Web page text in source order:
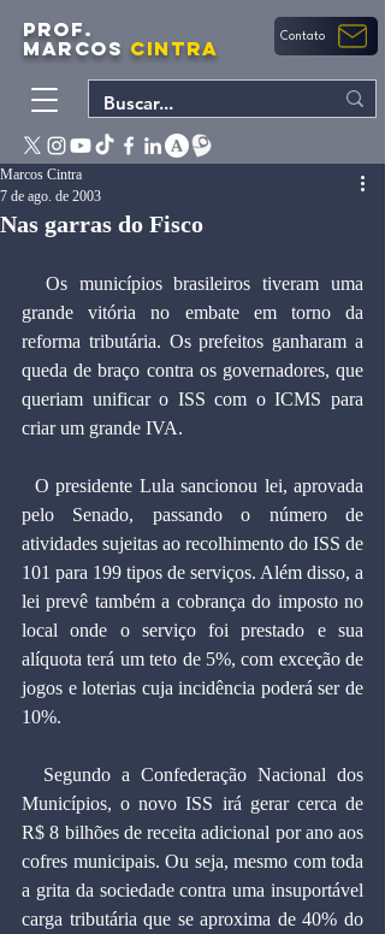
PROF.
MARCOS CINTRA Contato
Nas garras do Fisco
Marcos Cintra
7 de ago. de 2003
grande vitória no embate em torno da
reforma tributária. Os prefeitos ganharam a
queda de braço contra os governadores, que
queriam unificar o ISS com o ICMS para
criar um grande IVA.
pelo Senado, passando o número de
atividades sujeitas ao recolhimento do ISS de
101 para 199 tipos de serviços. Além disso, a
lei prevê também a cobrança do imposto no
local onde o serviço foi prestado e sua
alíquota terá um teto de 5%, com exceção de
jogos e loterias cuja incidência poderá ser de
10%.
Municípios, o novo ISS irá gerar cerca de
R$ 8 bilhões de receita adicional por ano aos
cofres municipais. Ou seja, mesmo com toda
a grita da sociedade contra uma insuportável
carga tributária que se aproxima de 40% do